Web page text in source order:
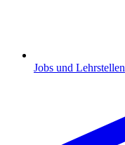
Jobs und Lehrstellen